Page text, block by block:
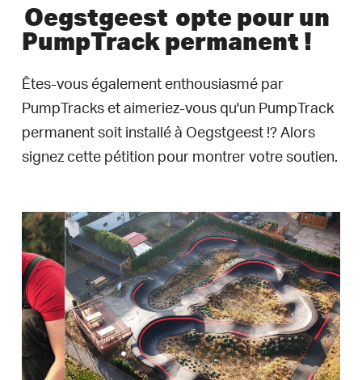
Oegstgeest opte pour un
PumpTrack permanent !
Êtes-vous également enthousiasmé par
PumpTracks et aimeriez-vous qu'un PumpTrack
permanent soit installé à Oegstgeest !? Alors
signez cette pétition pour montrer votre soutien.